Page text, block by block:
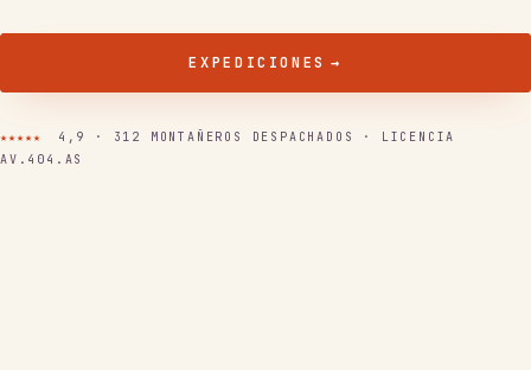
EXPEDICIONES →
★★★★★
4,9 · 312 MONTAÑEROS DESPACHADOS · LICENCIA
AV.404.AS